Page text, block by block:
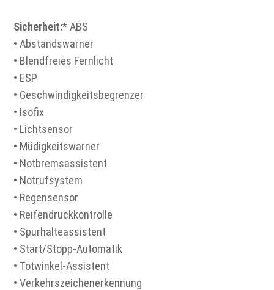
Sicherheit:* ABS
• Abstandswarner
• Blendfreies Fernlicht
• ESP
• Geschwindigkeitsbegrenzer
• Isofix
• Lichtsensor
• Müdigkeitswarner
• Notbremsassistent
• Notrufsystem
• Regensensor
• Reifendruckkontrolle
• Spurhalteassistent
• Start/Stopp-Automatik
• Totwinkel-Assistent
• Verkehrszeichenerkennung